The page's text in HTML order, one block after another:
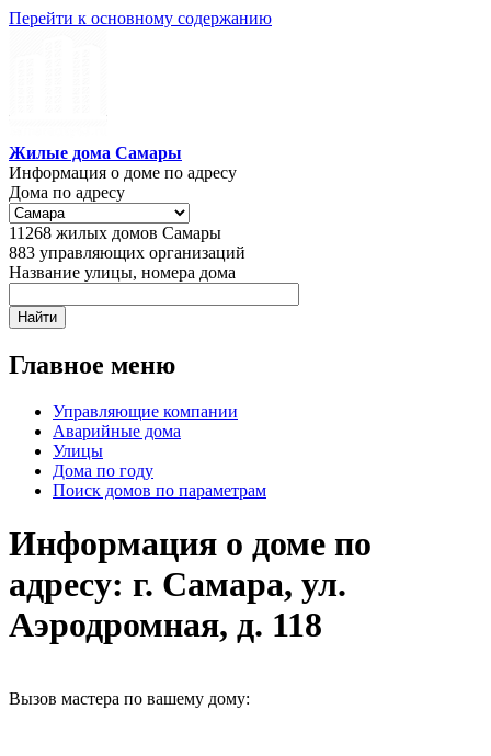
Перейти к основному содержанию
Жилые дома Самары
Информация о доме по адресу
Дома по адресу
11268 жилых домов Самары
883 управляющих организаций
Название улицы, номера дома
Главное меню
Управляющие компании
Аварийные дома
Улицы
Дома по году
Поиск домов по параметрам
Информация о доме по
адресу: г. Самара, ул.
Аэродромная, д. 118
Вызов мастера по вашему дому: